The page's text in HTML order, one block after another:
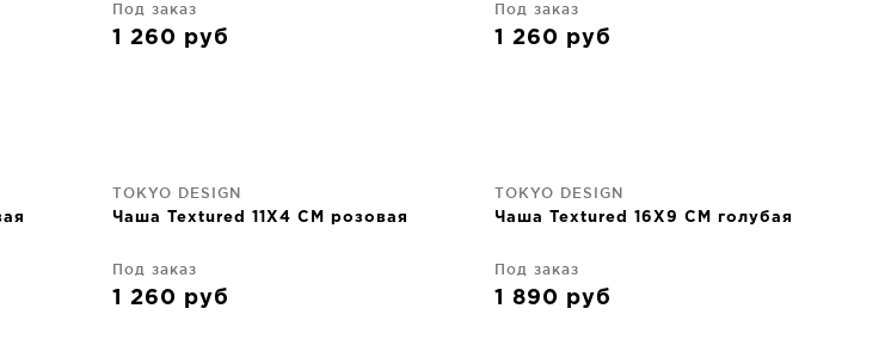
Под заказ
1 260 руб
Под заказ
1 260 руб
TOKYO DESIGN
Чаша Textured 11X4 CM розовая
Под заказ
1 260 руб
TOKYO DESIGN
Чаша Textured 16X9 CM голубая
Под заказ
1 890 руб